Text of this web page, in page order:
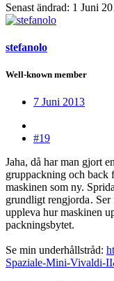
Senast ändrad: 1 Juni
stefanolo
Well-known member
7 Juni 2013
#19
Jaha, då har man gjort
gruppackning och back
maskinen som ny.
grundligt rengjorda. Ser
uppleva hur maskinen
packningsbytet.
Se min underhållstråd:
Spaziale-Mini-Vivaldi-